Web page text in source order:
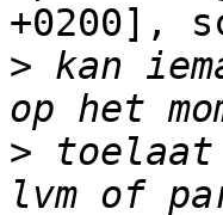
+0200],
> kan
>